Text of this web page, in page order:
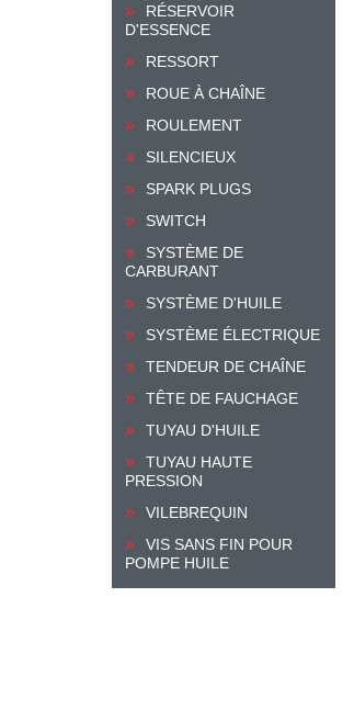
RÉSERVOIR
D'ESSENCE
RESSORT
ROUE À CHAÎNE
ROULEMENT
SILENCIEUX
SPARK PLUGS
SWITCH
SYSTÈME DE
CARBURANT
SYSTÈME D'HUILE
SYSTÈME ÉLECTRIQUE
TENDEUR DE CHAÎNE
TÊTE DE FAUCHAGE
TUYAU D'HUILE
TUYAU HAUTE
PRESSION
VILEBREQUIN
VIS SANS FIN POUR
POMPE HUILE